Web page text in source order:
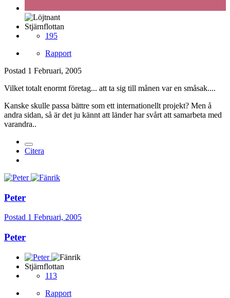
Stjärnflottan
195
Rapport
Postad 1 Februari, 2005
Vilket totalt enormt företag... att ta sig till månen var en småsak....
Kanske skulle passa bättre som ett internationellt projekt? Men å
andra sidan, så är det ju kännt att länder har svårt att samarbeta med
varandra..
Citera
Peter
Postad 1 Februari, 2005
Peter
Stjärnflottan
113
Rapport